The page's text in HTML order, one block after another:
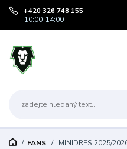
+420 326 748 155
10:00-14:00
FANS MINIDRES 2025/